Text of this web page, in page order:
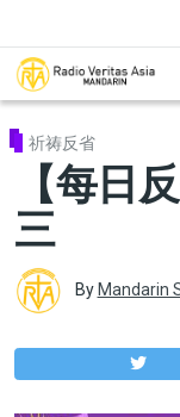
祈祷反省
【每日
三
By Mandarin